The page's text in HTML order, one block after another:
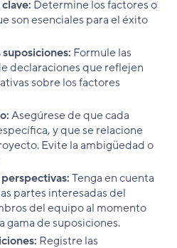
Determine los factores o
son esenciales para el éxito
Formule las
declaraciones que reflejen
sobre los factores
Asegúrese de que cada
y que se relacione
Evite la ambigüedad o
Tenga en cuenta
partes interesadas del
del equipo al momento
gama de suposiciones.
Registre las